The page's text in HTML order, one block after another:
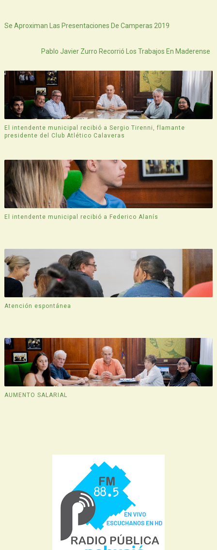
Se Aproximan Las Presentaciones De Camperas 2019
Pablo Javier Zurro Recorrió Los Trabajos En Maderense
El intendente municipal recibió a Sergio Tirenni, flamante
presidente del Club Atlético Calaveras
El intendente municipal recibió a Federico Alanís
Atención espontánea
AUMENTO SALARIAL